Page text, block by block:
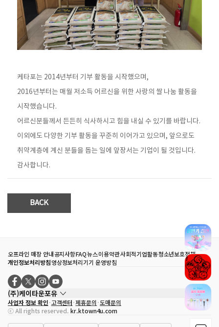
케타포는 2014년부터 기부 활동을 시작했으며,
2016년부터는 매월 저소득 어르신을 위한 사랑의 쌀 나눔 활동을
시작했습니다.
어르신분들께서 든든히 식사하시고 힘을 내실 수 있기를 바랍니다.
이외에도 다양한 기부 활동을 꾸준히 이어가고 있으며, 앞으로도
취약계층에 계신 분들을 돕는 일에 앞장서는 기업이 될 것입니다.
감사합니다.
BACK